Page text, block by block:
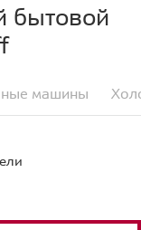
бытовой
машины